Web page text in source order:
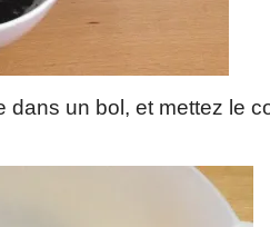
dans un bol, et mettez le